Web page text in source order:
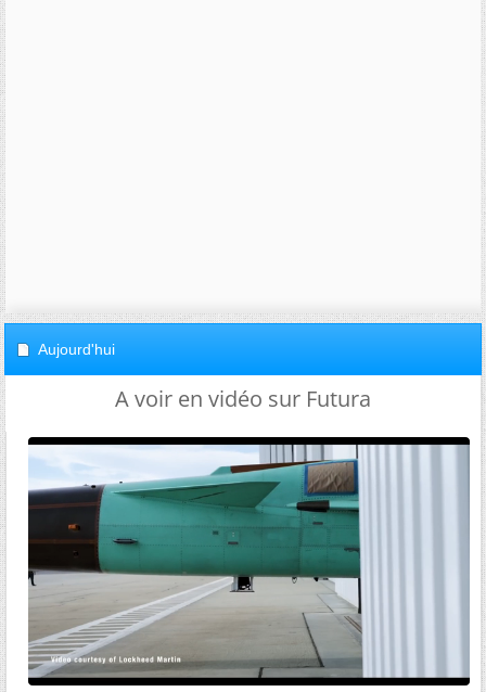
Aujourd'hui
A voir en vidéo sur Futura